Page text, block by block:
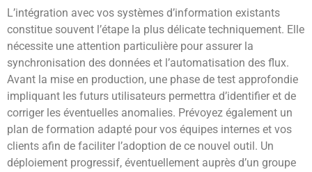
L’intégration avec vos systèmes d’information existants
constitue souvent l’étape la plus délicate techniquement. Elle
nécessite une attention particulière pour assurer la
synchronisation des données et l’automatisation des flux.
Avant la mise en production, une phase de test approfondie
impliquant les futurs utilisateurs permettra d’identifier et de
corriger les éventuelles anomalies. Prévoyez également un
plan de formation adapté pour vos équipes internes et vos
clients afin de faciliter l’adoption de ce nouvel outil. Un
déploiement progressif, éventuellement auprès d’un groupe